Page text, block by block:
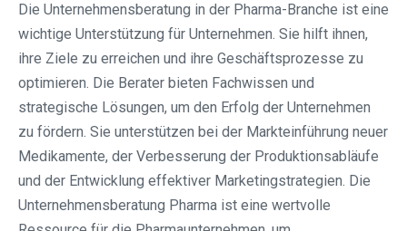
Die Unternehmensberatung in der Pharma-Branche ist eine
wichtige Unterstützung für Unternehmen. Sie hilft ihnen,
ihre Ziele zu erreichen und ihre Geschäftsprozesse zu
optimieren. Die Berater bieten Fachwissen und
strategische Lösungen, um den Erfolg der Unternehmen
zu fördern. Sie unterstützen bei der Markteinführung neuer
Medikamente, der Verbesserung der Produktionsabläufe
und der Entwicklung effektiver Marketingstrategien. Die
Unternehmensberatung Pharma ist eine wertvolle